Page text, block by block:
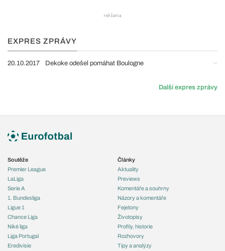
EXPRES ZPRÁVY
20.10.2017 Dekoke odešel pomáhat Boulogne
Další expres zprávy
Soutěže
Premier League
LaLiga
Serie A
1. Bundesliga
Ligue 1
Chance Liga
Niké liga
Liga Portugal
Eredivisie
Články
Aktuality
Previews
Komentáře a souhrny
Názory a komentáře
Fejetony
Životopisy
Profily, historie
Rozhovory
Tipy a analýzy